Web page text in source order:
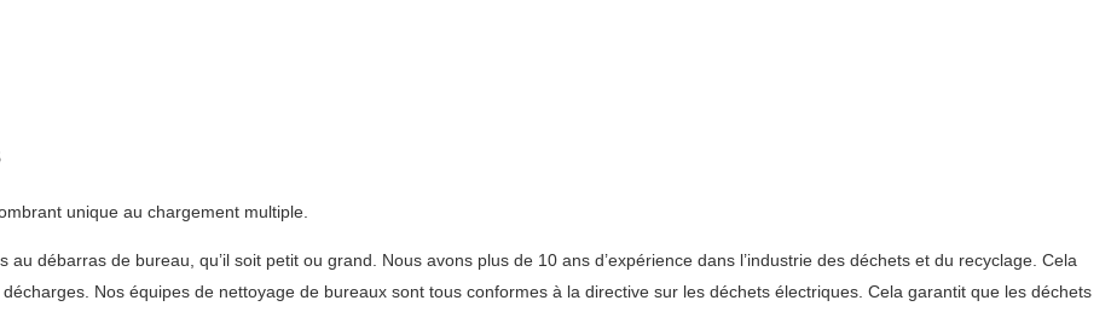
unique au chargement multiple.
débarras de bureau, qu’il soit petit ou grand. Nous avons plus de 10 ans d’expérience dans l’industrie des déchets et du recyclage. Cela
Nos équipes de nettoyage de bureaux sont tous conformes à la directive sur les déchets électriques. Cela garantit que les déchets